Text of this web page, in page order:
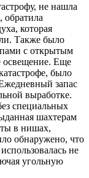
не нашла
обратила
которая
Также было
с открытым
освещение. Еще
было
запас
выработке.
специальных
шахтерам
в нишах,
обнаружено, что
использовалась не
угольную